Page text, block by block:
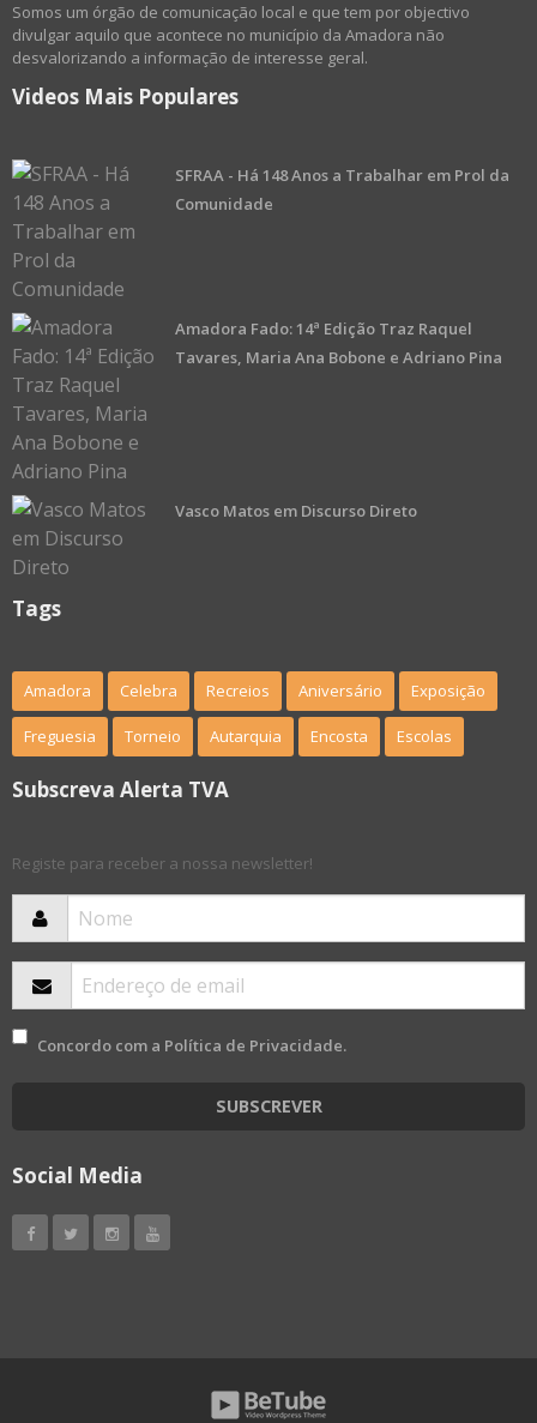
Somos um órgão de comunicação local e que tem por objectivo
divulgar aquilo que acontece no município da Amadora não
desvalorizando a informação de interesse geral.
Videos Mais Populares
SFRAA - Há 148 Anos a Trabalhar em Prol da
Comunidade
Amadora Fado: 14ª Edição Traz Raquel
Tavares, Maria Ana Bobone e Adriano Pina
Vasco Matos em Discurso Direto
Tags
Amadora Celebra Recreios Aniversário Exposição
Freguesia Torneio Autarquia Encosta Escolas
Subscreva Alerta TVA
Registe para receber a nossa newsletter!
Concordo com a Política de Privacidade.
SUBSCREVER
Social Media